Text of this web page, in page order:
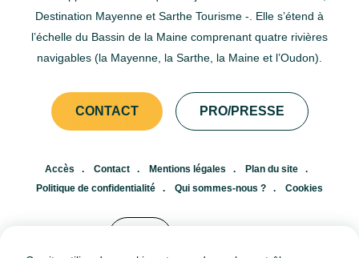
Destination Mayenne et Sarthe Tourisme -. Elle s’étend à
l’échelle du Bassin de la Maine comprenant quatre rivières
navigables (la Mayenne, la Sarthe, la Maine et l’Oudon).
CONTACT PRO/PRESSE
Accès Contact Mentions légales
Plan du site
Politique de confidentialité
Qui sommes-nous ? Cookies